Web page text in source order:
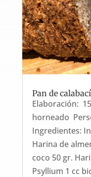
Pan de
Elaboración:
horneado
Ingredientes:
Harina de
coco 50 gr.
Psyllium 1 cc